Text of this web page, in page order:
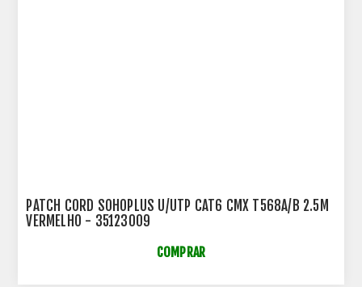
PATCH CORD SOHOPLUS U/UTP CAT6 CMX T568A/B 2.5M
VERMELHO - 35123009
COMPRAR